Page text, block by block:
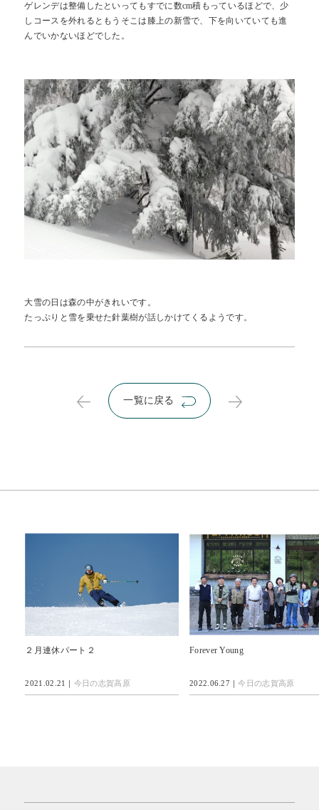
ゲレンデは整備したといってもすでに数cm積もっているほどで、少
しコースを外れるともうそこは膝上の新雪で、下を向いていても進
んでいかないほどでした。
大雪の日は森の中がきれいです。
たっぷりと雪を乗せた針葉樹が話しかけてくるようです。
一覧に戻る
２月連休パート２
2021.02.21｜ 今日の志賀高原
Forever Young
2022.06.27｜今日の志賀高原